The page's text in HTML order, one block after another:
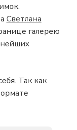
Светлана
галерею
Так как